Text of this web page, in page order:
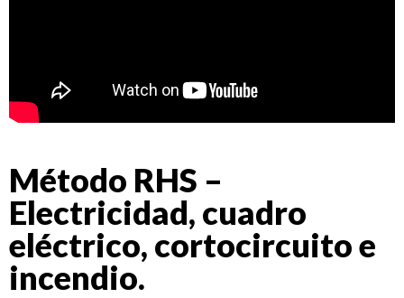
Método RHS –
Electricidad, cuadro
eléctrico, cortocircuito e
incendio.